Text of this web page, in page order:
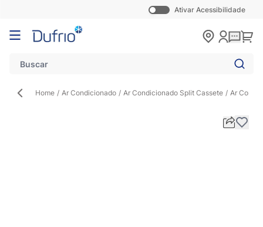
Ativar Acessibilidade
Pular para o conteúdo
Home / Ar Condicionado / Ar Condicionado Split Cassete / Ar